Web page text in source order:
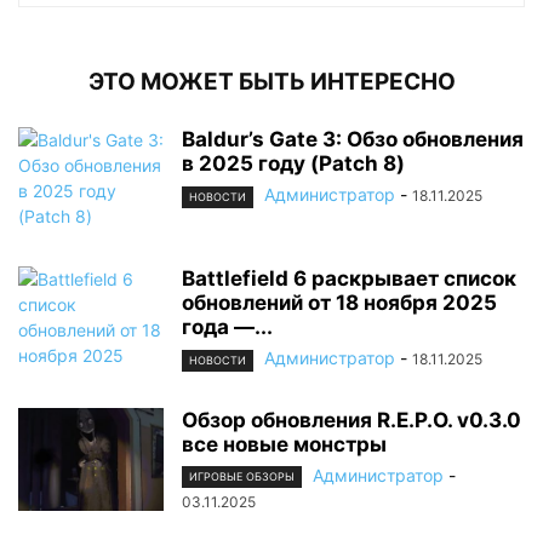
ЭТО МОЖЕТ БЫТЬ ИНТЕРЕСНО
Baldur’s Gate 3: Обзо обновления
в 2025 году (Patch 8)
НОВОСТИ Администратор - 18.11.2025
Battlefield 6 раскрывает список
обновлений от 18 ноября 2025
года —...
НОВОСТИ Администратор - 18.11.2025
Обзор обновления R.E.P.O. v0.3.0
все новые монстры
ИГРОВЫЕ ОБЗОРЫ Администратор -
03.11.2025